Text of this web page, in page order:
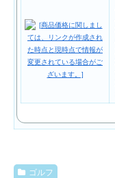
ゴルフ